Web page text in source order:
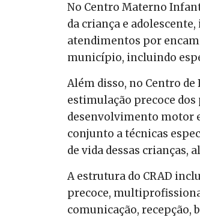
No Centro Materno
da criança e
atendimentos por
município, incluindo
Além disso, no Centro
estimulação precoce
desenvolvimento motor
conjunto a técnicas
de vida dessas crianças,
A estrutura do CRAD
precoce,
comunicação, recepção,